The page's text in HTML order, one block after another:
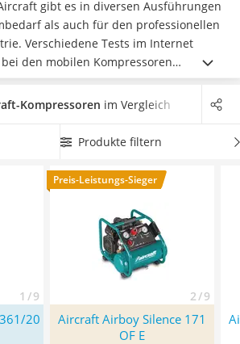
gibt es in diversen Ausführungen
als auch für den professionellen
Verschiedene Tests im Internet
den mobilen Kompressoren
Kolbenkompressoren handelt,
und ohne Ölbetrieben werden. Je nach
Einige Modelle können aufgrund ihres
Vergleichstabelle einenbesonders
Kompressor mit Transportwagen
und einfach bewegen zu können.
im Juli 2026 besonders das Modell
20 E
mit seinen Eigenschaften.
Kompressoren im Vergleich
Produkte filtern
1 / 9
Preis-Leistungs-Sieger
2 / 9
20
Aircraft Airboy Silence 171
OF E